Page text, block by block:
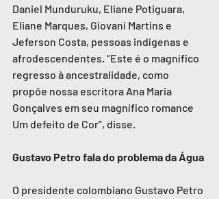
Daniel Munduruku, Eliane Potiguara,
Eliane Marques, Giovani Martins e
Jeferson Costa, pessoas indígenas e
afrodescendentes. “Este é o magnífico
regresso à ancestralidade, como
propõe nossa escritora Ana Maria
Gonçalves em seu magnífico romance
Um defeito de Cor”, disse.
Gustavo Petro fala do problema da Água
O presidente colombiano Gustavo Petro